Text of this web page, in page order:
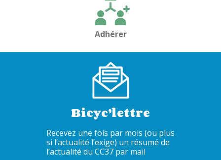
Adhérer
Bicyc’lettre
Recevez une fois par mois (ou plus
si l’actualité l’exige) un résumé de
l’actualité du CC37 par mail